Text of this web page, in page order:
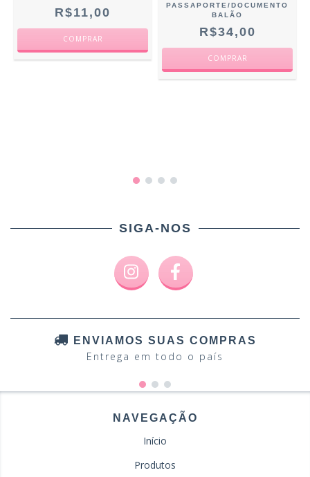
R$11,00
PASSAPORTE/DOCUMENTO
BALÃO
R$34,00
SIGA-NOS
ENVIAMOS SUAS COMPRAS
Entrega em todo o país
NAVEGAÇÃO
Início
Produtos